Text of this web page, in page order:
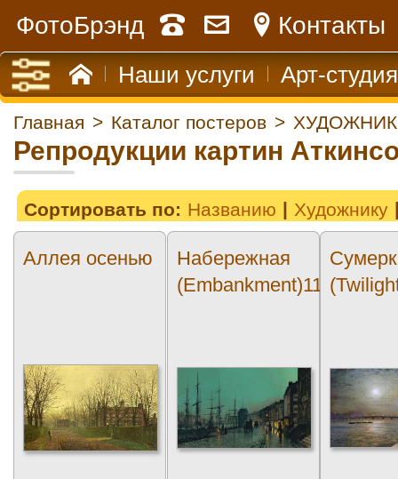
ФотоБрэнд Контакты
Наши услуги Арт-студия
Главная > Каталог постеров >
Репродукции картин
Сортировать по: Названию Художнику
Аллея осенью
Набережная
(Embankment)11